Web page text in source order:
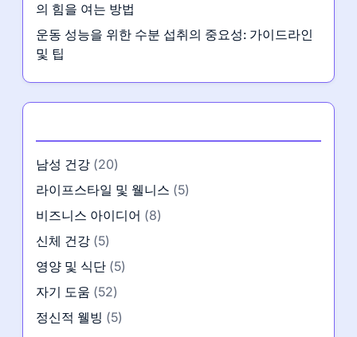
의 힘을 여는 방법
운동 성능을 위한 수분 섭취의 중요성: 가이드라인
및 팁
남성 건강 (20)
라이프스타일 및 웰니스 (5)
비즈니스 아이디어 (8)
신체 건강 (5)
영양 및 식단 (5)
자기 도움 (52)
정신적 웰빙 (5)